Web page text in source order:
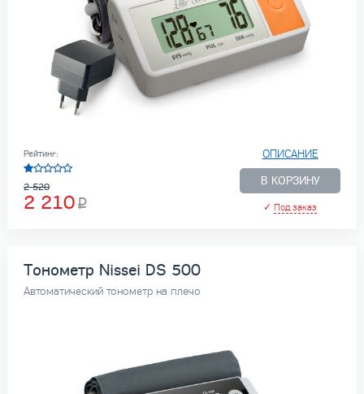
ОПИСАНИЕ
В КОРЗИНУ
✓ Под заказ
Рейтинг:
2 520
2 210
Тонометр Nissei DS 500
Автоматический тонометр на плечо